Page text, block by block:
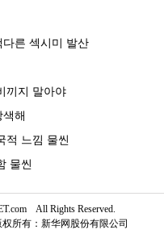
른 섹시미 발산
끼지 말아야
해
적 느낌 물씬
물씬
All Rights Reserved.
有：新华网股份有限公司